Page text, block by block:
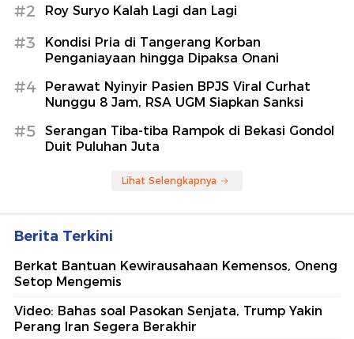
#2 Roy Suryo Kalah Lagi dan Lagi
#3
Kondisi Pria di Tangerang Korban
Penganiayaan hingga Dipaksa Onani
#4
Perawat Nyinyir Pasien BPJS Viral Curhat
Nunggu 8 Jam, RSA UGM Siapkan Sanksi
#5
Serangan Tiba-tiba Rampok di Bekasi Gondol
Duit Puluhan Juta
Lihat Selengkapnya
Berita Terkini
Berkat Bantuan Kewirausahaan Kemensos, Oneng
Setop Mengemis
Video: Bahas soal Pasokan Senjata, Trump Yakin
Perang Iran Segera Berakhir